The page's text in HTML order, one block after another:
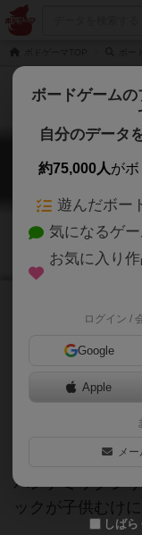
宇宙のハダカ
天敵が侵略し
出しよう！
パンデミックシ
ックが子供むけ
ボードゲームの
自分のデータ
約75,000人がボ
遊んだボー
気になるゲ
お気に入り
ログイン /
Google
Apple
メ
しば